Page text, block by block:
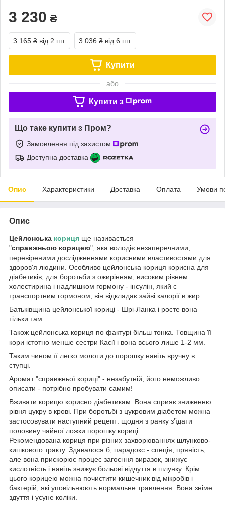
3 230 ₴
3 165 ₴ від 2 шт. 3 036 ₴ від 6 шт.
Купити
або
Купити з
Що таке купити з Пром?
Замовлення під захистом
Доступна доставка
Опис Характеристики Доставка Оплата Умови
Опис
Цейлонська кориця ще називається
"справжньою корицею", яка володіє незаперечними,
перевіреними дослідженнями корисними властивостями для
здоров'я людини. Особливо цейлонська кориця корисна для
діабетиків, для боротьби з ожирінням, високим рівнем
холестирина і надлишком гормону - інсулін, який є
транспортним гормоном, він відкладає зайві калорії в жир.
Батьківщина цейлонської кориці - Шрі-Ланка і росте вона
тільки там.
Також цейлонська кориця по фактурі більш тонка. Товщина її
кори істотно менше сестри Касії і вона всього лише 1-2 мм.
Таким чином її легко молоти до порошку навіть вручну в
ступці.
Аромат "справжньої кориці" - незабутній, його неможливо
описати - потрібно пробувати самим!
Вживати корицю корисно діабетикам. Вона сприяє зниженню
рівня цукру в крові. При боротьбі з цукровим діабетом можна
застосовувати наступний рецепт: щодня з ранку з'їдати
половину чайної ложки порошку кориці.
Рекомендована кориця при різних захворюваннях шлунково-
кишкового тракту. Здавалося б, парадокс - спеція, пряність,
але вона прискорює процес загоєння виразок, знижує
кислотність і навіть знижує больові відчуття в шлунку. Крім
цього корицею можна почистити кишечник від мікробів і
бактерій, які уповільнюють нормальне травлення. Вона зніме
здуття і усуне коліки.